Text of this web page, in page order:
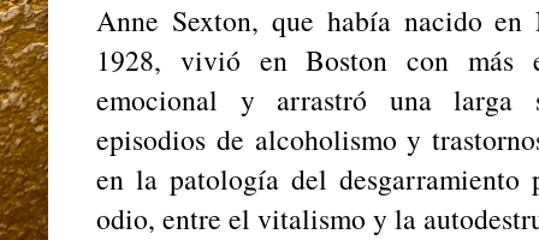
Anne Sexton, que había nacido en
1928, vivió en Boston con más
emocional y arrastró una larga
episodios de alcoholismo y
en la patología del
odio, entre el vitalismo y la